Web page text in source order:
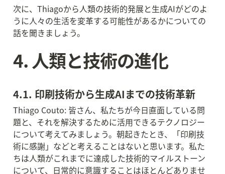
次に、Thiagoから人類の技術的発展と生成AIがどのよ
うに人々の生活を変革する可能性があるかについての
話を聞きましょう。
4. 人類と技術の進化
4.1. 印刷技術から生成AIまでの技術革新
Thiago Couto: 皆さん、私たちが今日直面している問
題と、それを解決するために活用できるテクノロジー
について考えてみましょう。朝起きたとき、「印刷技
術に感謝」などと考えることはないと思います。私た
ちは人類がこれまでに達成した技術的マイルストーン
について、日常的に意識することはほとんどありませ